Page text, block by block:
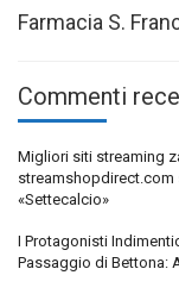
Farmacia S.
Commenti
Migliori siti streaming
streamshopdirect.com
«Settecalcio»
I Protagonisti
Passaggio di Bettona: